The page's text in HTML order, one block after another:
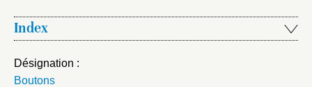
Index
Désignation :
Boutons